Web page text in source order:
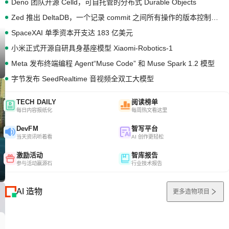
Deno 团队开源 Celld，可自托管的分布式 Durable Objects
SpaceXAI 单季资本开支达 183 亿美元
小米正式开源自研具身基座模型 Xiaomi-Robotics-1
Meta 发布终端编程 Agent“Muse Code” 和 Muse Spark 1.2 模型
字节发布 SeedRealtime 音视频全双工大模型
TECH DAILY
每日内容报纸化
阅读榜单
每周热文看这里
DevFM
当天资讯听着看
智写平台
AI 创作更轻松
激励活动
参与活动赢源石
智库报告
行业技术报告
AI 造物 更多造物项目